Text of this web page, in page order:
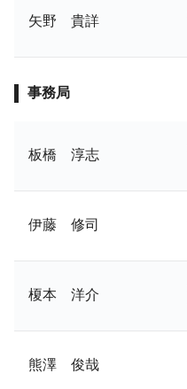
矢野 貴詳
事務局
板橋 淳志
伊藤 修司
榎本 洋介
熊澤 俊哉